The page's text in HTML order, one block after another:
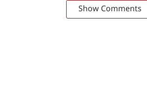
Show Comments